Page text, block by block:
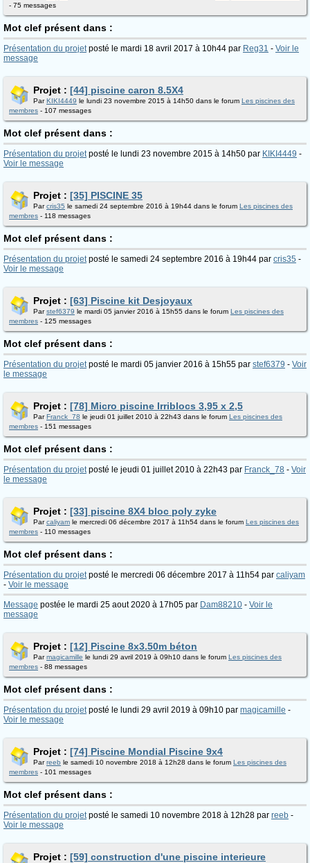
- 75 messages
Mot clef présent dans :
Présentation du projetposté le mardi 18 avril 2017 à 10h44 par Reg31 - Voir le
message
Projet : [44] piscine caron 8.5X4
ParKIKI4449 le lundi 23 novembre 2015 à 14h50 dans le forum Les piscines des
membres - 107 messages
Mot clef présent dans :
Présentation du projetposté le lundi 23 novembre 2015 à 14h50 par KIKI4449 -
Voir le message
Projet : [35] PISCINE 35
Parcris35 le samedi 24 septembre 2016 à 19h44 dans le forum Les piscines des
membres - 118 messages
Mot clef présent dans :
Présentation du projetposté le samedi 24 septembre 2016 à 19h44 par cris35 -
Voir le message
Projet : [63] Piscine kit Desjoyaux
Parstef6379 le mardi 05 janvier 2016 à 15h55 dans le forum Les piscines des
membres - 125 messages
Mot clef présent dans :
Présentation du projetposté le mardi 05 janvier 2016 à 15h55 par stef6379 - Voir
le message
Projet : [78] Micro piscine Irriblocs 3,95 x 2,5
ParFranck_78 le jeudi 01 juillet 2010 à 22h43 dans le forum Les piscines des
membres - 151 messages
Mot clef présent dans :
Présentation du projetposté le jeudi 01 juillet 2010 à 22h43 par Franck_78 - Voir
le message
Projet : [33] piscine 8X4 bloc poly zyke
Parcaliyam le mercredi 06 décembre 2017 à 11h54 dans le forum Les piscines des
membres - 110 messages
Mot clef présent dans :
Présentation du projetposté le mercredi 06 décembre 2017 à 11h54 par caliyam
- Voir le message
Message postée le mardi 25 aout 2020 à 17h05 par Dam88210 - Voir le
message
Projet : [12] Piscine 8x3.50m béton
Parmagicamille le lundi 29 avril 2019 à 09h10 dans le forum Les piscines des
membres - 88 messages
Mot clef présent dans :
Présentation du projetposté le lundi 29 avril 2019 à 09h10 par magicamille -
Voir le message
Projet : [74] Piscine Mondial Piscine 9x4
Parreeb le samedi 10 novembre 2018 à 12h28 dans le forum Les piscines des
membres - 101 messages
Mot clef présent dans :
Présentation du projetposté le samedi 10 novembre 2018 à 12h28 par reeb -
Voir le message
Projet : [59] construction d'une piscine interieure